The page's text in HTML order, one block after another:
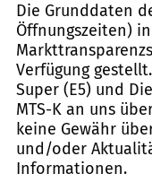
Die Grunddaten
Öffnungszeiten)
Verfügung
Super (E5) und
MTS-K an uns
keine Gewähr
und/oder
Informationen.